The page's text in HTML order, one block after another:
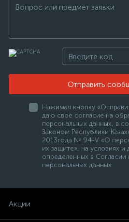
Отправить
Нажимая кнопку
даю свое согласие на
персональных данных, в
Законом Республики
2013года № 94-V «О
их защите», на условиях и
определенных в Согласии
персональных данных
Акции